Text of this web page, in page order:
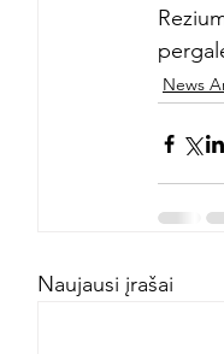
News
Naujausi įrašai